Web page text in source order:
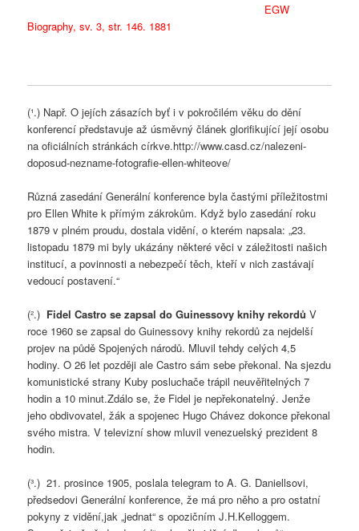
EGW
Biography, sv. 3, str. 146. 1881
(¹.) Např. O jejích zásazích byť i v pokročilém věku do dění
konferencí představuje až úsměvný článek glorifikující její osobu
na oficiálních stránkách církve.http://www.casd.cz/nalezeni-
doposud-nezname-fotografie-ellen-whiteove/
Různá zasedání Generální konference byla častými příležitostmi
pro Ellen White k přímým zákrokům. Když bylo zasedání roku
1879 v plném proudu, dostala vidění, o kterém napsala: „23.
listopadu 1879 mi byly ukázány některé věci v záležitosti našich
institucí, a povinnosti a nebezpečí těch, kteří v nich zastávají
vedoucí postavení.“
(².) Fidel Castro se zapsal do Guinessovy knihy rekordůV
roce 1960 se zapsal do Guinessovy knihy rekordů za nejdelší
projev na půdě Spojených národů. Mluvil tehdy celých 4,5
hodiny. O 26 let později ale Castro sám sebe překonal. Na sjezdu
komunistické strany Kuby posluchače trápil neuvěřitelných 7
hodin a 10 minut.Zdálo se, že Fidel je nepřekonatelný. Jenže
jeho obdivovatel, žák a spojenec Hugo Chávez dokonce překonal
svého mistra. V televizní show mluvil venezuelský prezident 8
hodin.
(³.) 21. prosince 1905, poslala telegram to A. G. Daniellsovi,
předsedovi Generální konference, že má pro něho a pro ostatní
pokyny z vidění,jak „jednat“ s opozičním J.H.Kelloggem.